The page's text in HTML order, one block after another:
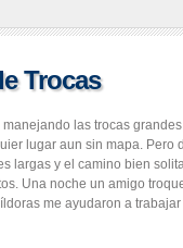
Trocas
manejando las trocas
lugar aun sin mapa. Pero
largas y el camino bien
Una noche un amigo
me ayudaron a